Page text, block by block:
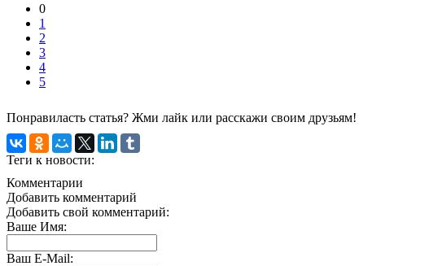
0
1
2
3
4
5
Понравиласть статья? Жми лайк или расскажи своим друзьям!
Теги к новости:
Комментарии
Добавить комментарий
Добавить свой комментарий:
Ваше Имя:
Ваш E-Mail: